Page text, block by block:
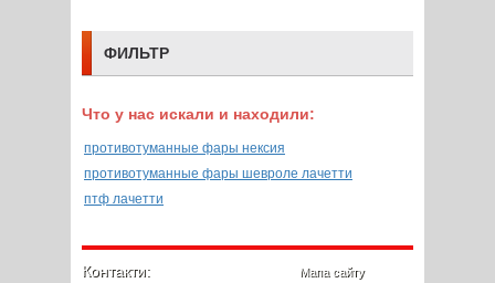
ФИЛЬТР
Что у нас искали и находили:
противотуманные фары нексия
противотуманные фары шевроле лачетти
птф лачетти
Контакти: Мапа сайту